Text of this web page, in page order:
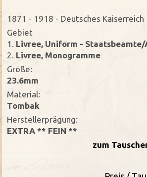
1871 - 1918 - Deutsches Kaiserreich
Gebiet
1. Livree, Uniform -
2. Livree, Monogramme
Größe:
23.6mm
Material:
Tombak
Herstellerprägung:
EXTRA ** FEIN **
zum